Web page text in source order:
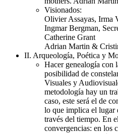
Visionados:
Olivier Assayas, Irma
Ingmar Bergman,
Catherine Grant
Adrian Martin &
II. Arqueología, Poética y
Hacer genealogía con
posibilidad de
Visuales y
metodología hay un
caso, este será el de
lo que implica el lugar
través del tiempo. En
convergencias: en los